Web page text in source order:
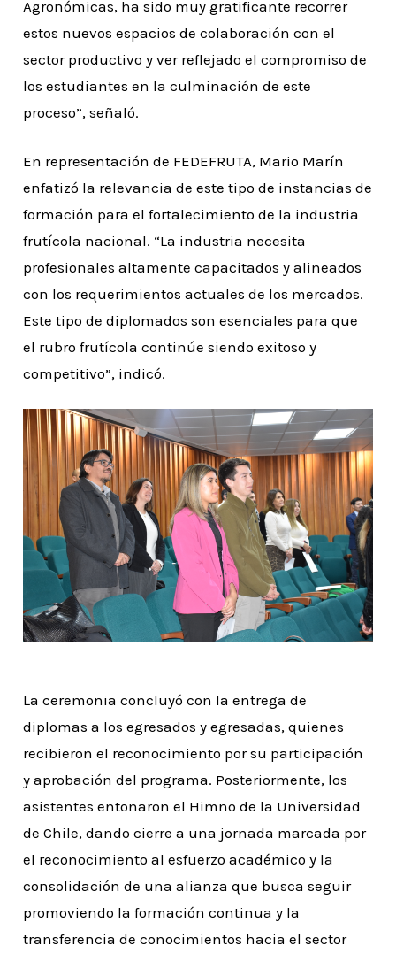
Agronómicas, ha sido muy gratificante recorrer
estos nuevos espacios de colaboración con el
sector productivo y ver reflejado el compromiso de
los estudiantes en la culminación de este
proceso”, señaló.
En representación de FEDEFRUTA, Mario Marín
enfatizó la relevancia de este tipo de instancias de
formación para el fortalecimiento de la industria
frutícola nacional. “La industria necesita
profesionales altamente capacitados y alineados
con los requerimientos actuales de los mercados.
Este tipo de diplomados son esenciales para que
el rubro frutícola continúe siendo exitoso y
competitivo”, indicó.
La ceremonia concluyó con la entrega de
diplomas a los egresados y egresadas, quienes
recibieron el reconocimiento por su participación
y aprobación del programa. Posteriormente, los
asistentes entonaron el Himno de la Universidad
de Chile, dando cierre a una jornada marcada por
el reconocimiento al esfuerzo académico y la
consolidación de una alianza que busca seguir
promoviendo la formación continua y la
transferencia de conocimientos hacia el sector